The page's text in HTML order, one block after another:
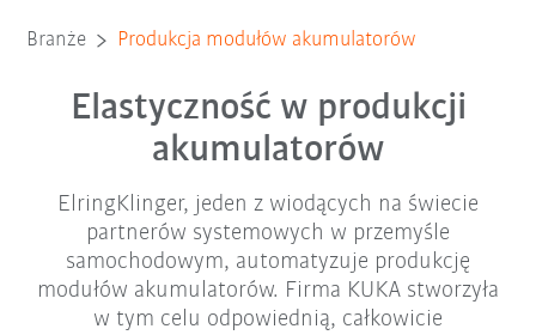
Branże Produkcja modułów akumulatorów
Elastyczność w produkcji
akumulatorów
ElringKlinger, jeden z wiodących na świecie
partnerów systemowych w przemyśle
samochodowym, automatyzuje produkcję
modułów akumulatorów. Firma KUKA stworzyła
w tym celu odpowiednią, całkowicie